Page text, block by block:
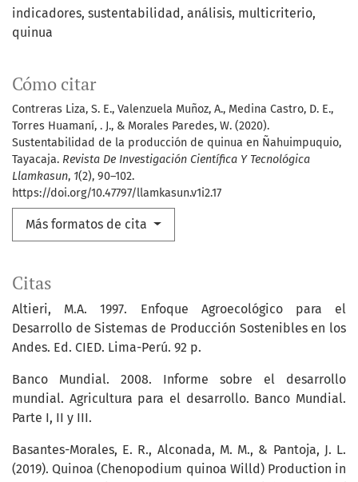
indicadores sustentabilidad análisis multicriterio
quinua
Cómo citar
Contreras Liza, S. E., Valenzuela Muñoz, A., Medina Castro, D. E.,
Torres Huamaní, . J., & Morales Paredes, W. (2020).
Sustentabilidad de la producción de quinua en Ñahuimpuquio,
Tayacaja. Revista De Investigación Científica Y Tecnológica
Llamkasun, 1(2), 90–102.
https://doi.org/10.47797/llamkasun.v1i2.17
Más formatos de cita
Citas
Altieri, M.A. 1997. Enfoque Agroecológico para el
Desarrollo de Sistemas de Producción Sostenibles en los
Andes. Ed. CIED. Lima-Perú. 92 p.
Banco Mundial. 2008. Informe sobre el desarrollo
mundial. Agricultura para el desarrollo. Banco Mundial.
Parte I, II y III.
Basantes-Morales, E. R., Alconada, M. M., & Pantoja, J. L.
(2019). Quinoa (Chenopodium quinoa Willd) Production in